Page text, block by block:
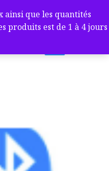
ainsi que les quantités
produits est de 1 à 4 jours